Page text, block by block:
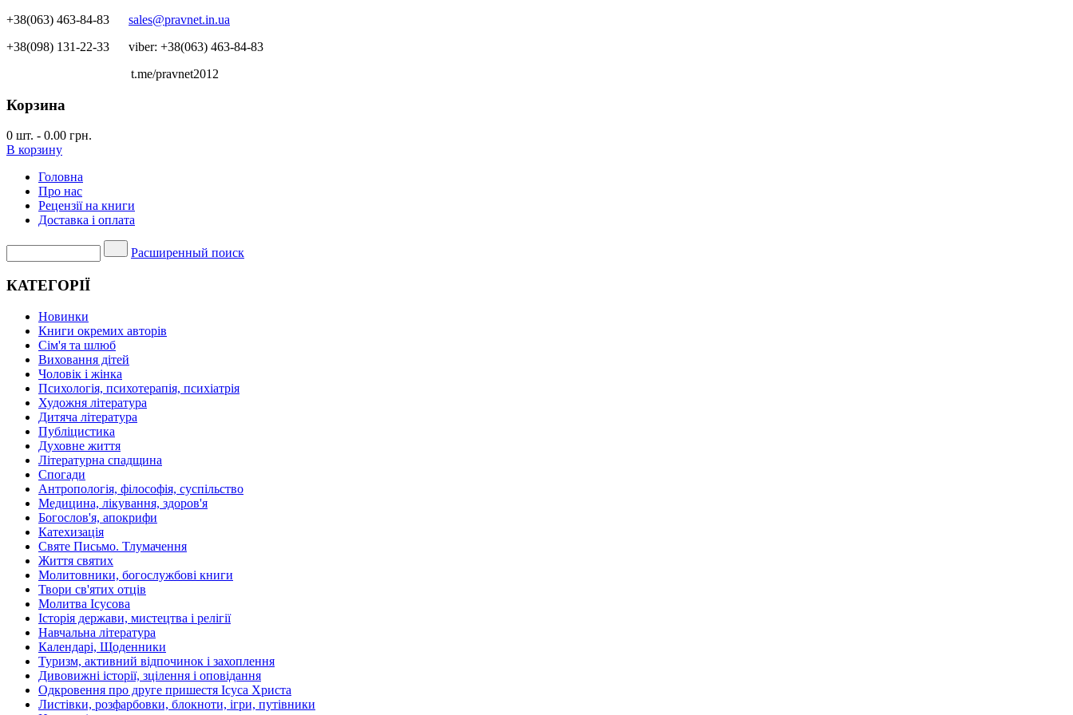
+38(063) 463-84-83 sales@pravnet.in.ua
+38(098) 131-22-33 viber: +38(063) 463-84-83
t.me/pravnet2012
Корзина
0 шт. - 0.00 грн.
В корзину
Головна
Про нас
Рецензії на книги
Доставка і оплата
Расширенный поиск
КАТЕГОРІЇ
Новинки
Книги окремих авторів
Сім'я та шлюб
Виховання дітей
Чоловік і жінка
Психологія, психотерапія, психіатрія
Художня література
Дитяча література
Публіцистика
Духовне життя
Літературна спадщина
Спогади
Антропологія, філософія, суспільство
Медицина, лікування, здоров'я
Богослов'я, апокрифи
Катехизація
Святе Письмо. Тлумачення
Життя святих
Молитовники, богослужбові книги
Твори св'ятих отців
Молитва Ісусова
Історія держави, мистецтва і релігії
Навчальна література
Календарі, Щоденники
Туризм, активний відпочинок і захоплення
Дивовижні історії, зцілення і оповідання
Одкровення про друге пришестя Ісуса Христа
Листівки, розфарбовки, блокноти, ігри, путівники